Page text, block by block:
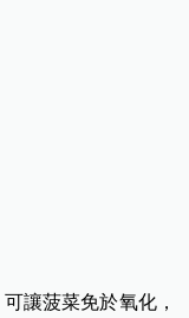
讓菠菜免於氧化，